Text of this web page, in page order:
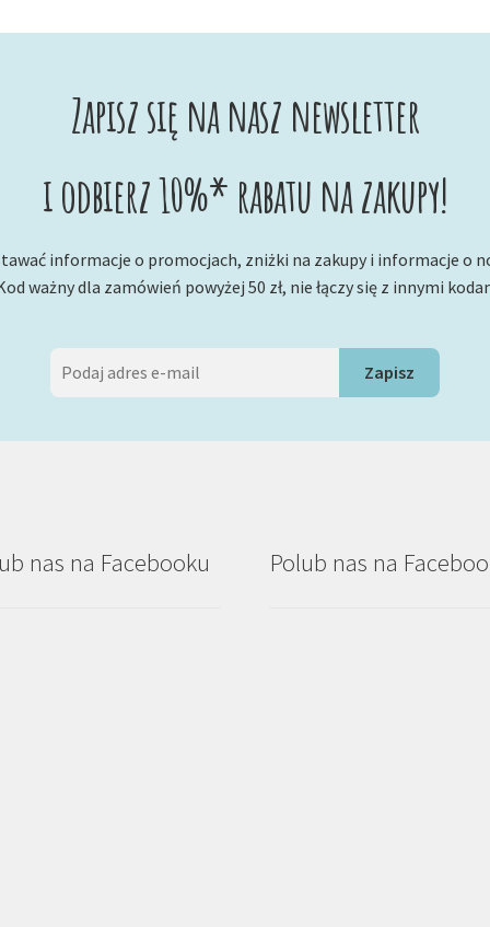
Zapisz się na nasz newsletter
i odbierz 10%* rabatu na zakupy!
informacje o promocjach, zniżki na zakupy i informacje o
ważny dla zamówień powyżej 50 zł, nie łączy się z innymi
nas na Facebooku Polub nas na